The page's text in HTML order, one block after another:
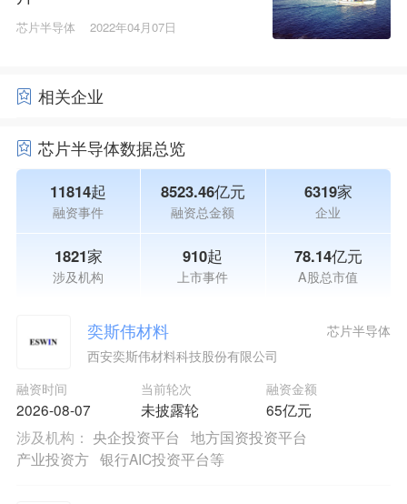
芯片半导体 2022年04月07日
相关企业
芯片半导体数据总览
11814起
融资事件
8523.46亿元
融资总金额
6319家
企业
1821家
涉及机构
910起
上市事件
78.14亿元
A股总市值
奕斯伟材料
西安奕斯伟材料科技股份有限公司
融资时间
2026-08-07
当前轮次
未披露轮
融资金额
65亿元
芯片半导体
涉及机构： 央企投资平台
地方国资投资平台
产业投资方 银行AIC投资平台等